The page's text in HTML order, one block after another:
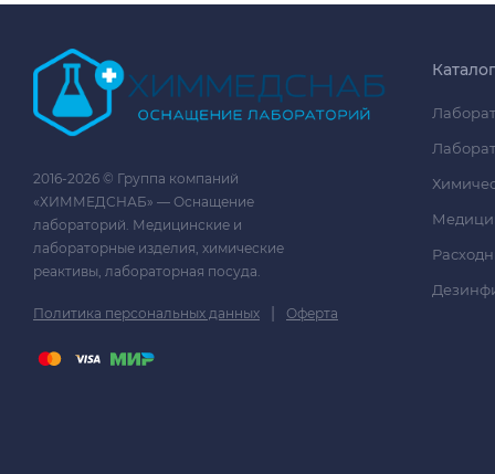
2016-2026 © Группа компаний
«ХИММЕДСНАБ» — Оснащение
лабораторий. Медицинские и
лабораторные изделия, химические
реактивы, лабораторная посуда.
Политика персональных данных | Оферта